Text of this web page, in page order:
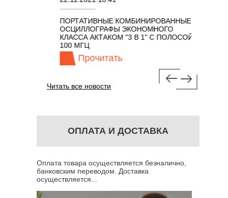
ПОРТАТИВНЫЕ КОМБИНИРОВАННЫЕ
ОСЦИЛЛОГРАФЫ ЭКОНОМНОГО
КЛАССА АКТАКОМ "3 В 1" С ПОЛОСОЙ
100 МГЦ
Прочитать
Читать все новости
ОПЛАТА И ДОСТАВКА
Оплата товара осуществляется безналично,
банковским переводом. Доставка
осуществляется...